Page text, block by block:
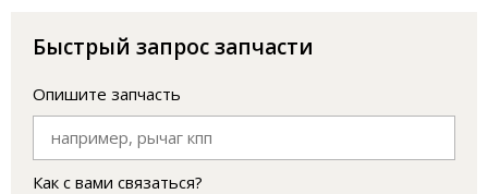
Быстрый запрос запчасти
Опишите запчасть
Как с вами связаться?